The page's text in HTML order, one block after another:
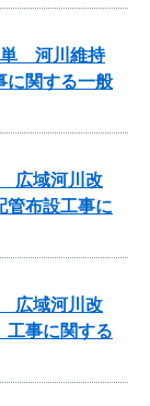
単 河川維持
関する一般
広域河川改
布設工事に
広域河川改
工事に関する